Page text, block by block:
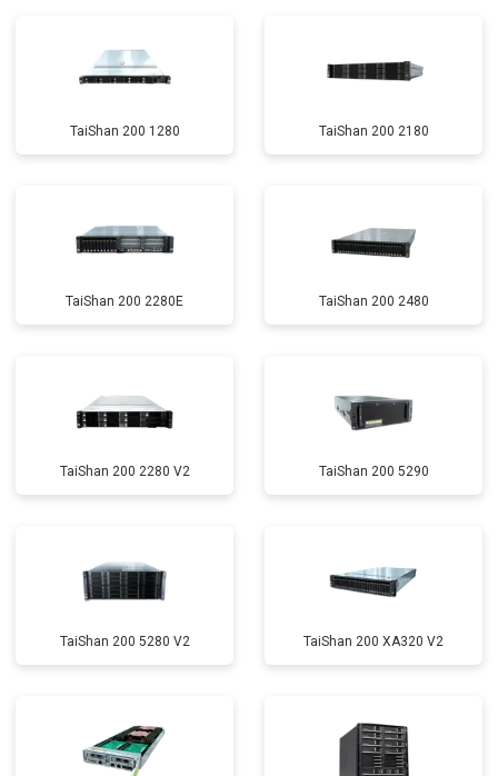
TaiShan 200 1280 TaiShan 200 2180
TaiShan 200 2280E TaiShan 200 2480
TaiShan 200 2280 V2 TaiShan 200 5290
TaiShan 200 5280 V2 TaiShan 200 XA320 V2